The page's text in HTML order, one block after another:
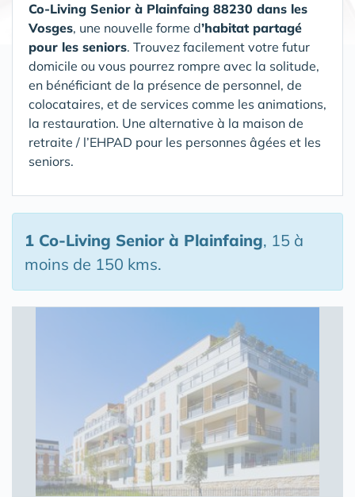
Co-Living Senior à Plainfaing 88230 dans les
Vosges, une nouvelle forme d’habitat partagé
pour les seniors. Trouvez facilement votre futur
domicile ou vous pourrez rompre avec la solitude,
en bénéficiant de la présence de personnel, de
colocataires, et de services comme les animations,
la restauration. Une alternative à la maison de
retraite / l’EHPAD pour les personnes âgées et les
seniors.
1 Co-Living Seniorà Plainfaing, 15 à
moins de 150 kms.